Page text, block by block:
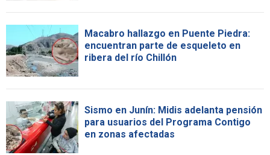
Macabro hallazgo en Puente Piedra:
encuentran parte de esqueleto en
ribera del río Chillón
Sismo en Junín: Midis adelanta pensión
para usuarios del Programa Contigo
en zonas afectadas